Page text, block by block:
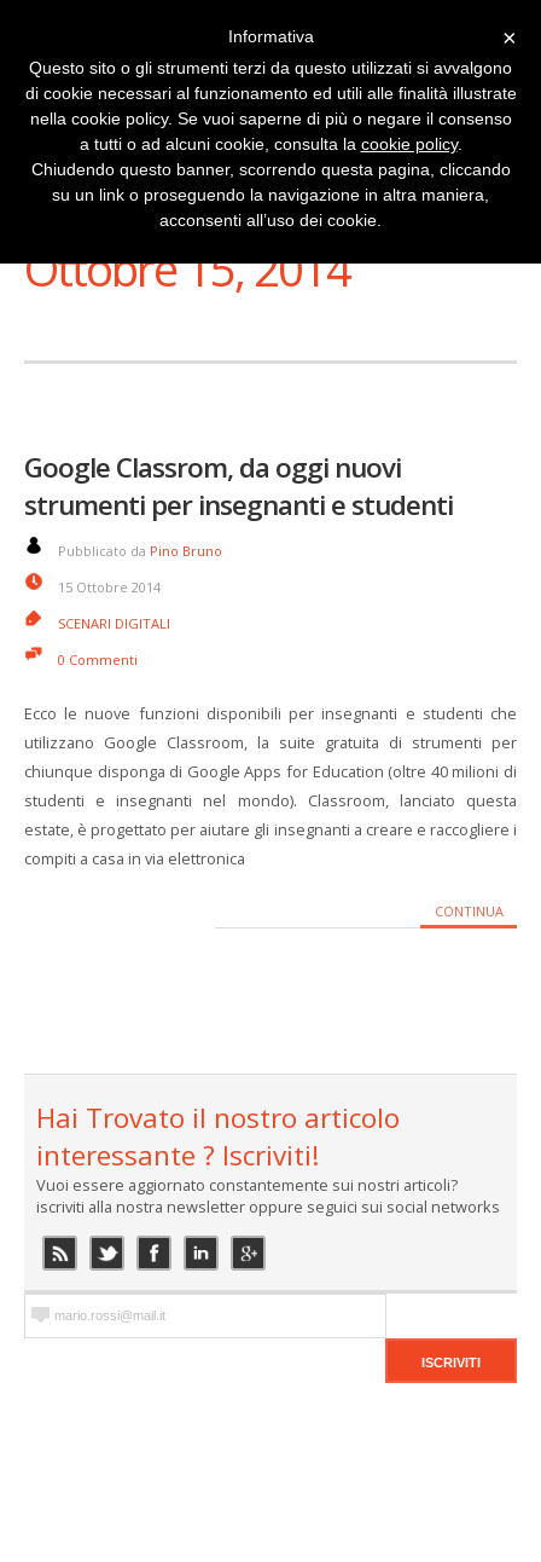
Stai Visualizzando
Ottobre 15, 2014
Google Classrom, da oggi nuovi
strumenti per insegnanti e studenti
Pubblicato da Pino Bruno
15 Ottobre 2014
SCENARI DIGITALI
0 Commenti
Ecco le nuove funzioni disponibili per insegnanti e studenti che
utilizzano Google Classroom, la suite gratuita di strumenti per
chiunque disponga di Google Apps for Education (oltre 40 milioni di
studenti e insegnanti nel mondo). Classroom, lanciato questa
estate, è progettato per aiutare gli insegnanti a creare e raccogliere i
compiti a casa in via elettronica
CONTINUA
Hai Trovato il nostro articolo
interessante ? Iscriviti!
Vuoi essere aggiornato constantemente sui nostri articoli?
iscriviti alla nostra newsletter oppure seguici sui social networks
×
Informativa
Questo sito o gli strumenti terzi da questo utilizzati si avvalgono
di cookie necessari al funzionamento ed utili alle finalità illustrate
nella cookie policy. Se vuoi saperne di più o negare il consenso
a tutti o ad alcuni cookie, consulta la cookie policy.
Chiudendo questo banner, scorrendo questa pagina, cliccando
su un link o proseguendo la navigazione in altra maniera,
acconsenti all’uso dei cookie.